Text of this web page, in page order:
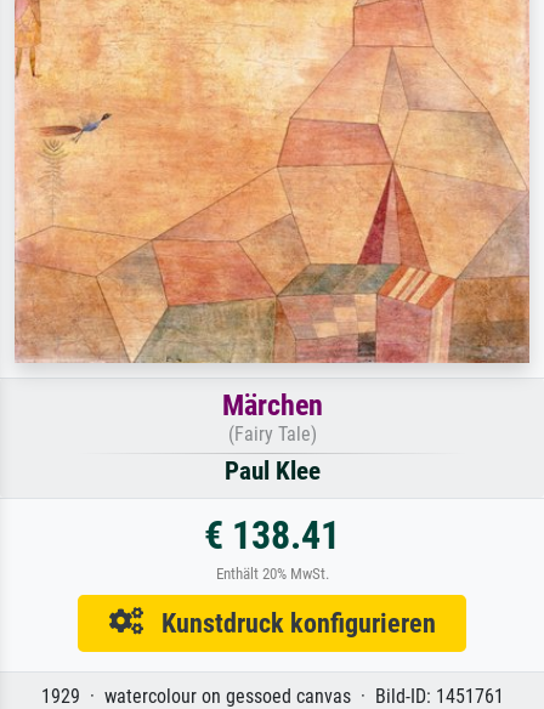
Märchen
(Fairy Tale)
Paul Klee
€ 138.41
Enthält 20% MwSt.
Kunstdruck konfigurieren
1929 · watercolour on gessoed canvas · Bild-ID: 1451761